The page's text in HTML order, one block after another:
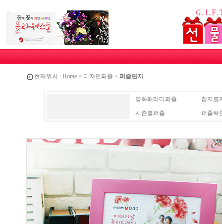
현재위치 : Home> 디자인퍼즐 > 퍼즐편지
영화패러디퍼즐
잡지표
시즌별퍼즐
퍼즐싸